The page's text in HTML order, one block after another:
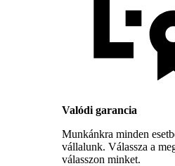
Valódi garancia
Munkánkra minden
vállalunk. Válassza a
válasszon minket.